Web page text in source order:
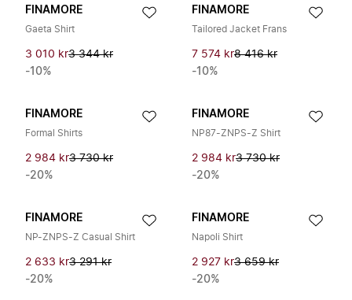
FINAMORE
Gaeta Shirt
3 010 kr3 344 kr
-10%
FINAMORE
Tailored Jacket Frans
7 574 kr8 416 kr
-10%
FINAMORE
Formal Shirts
2 984 kr3 730 kr
-20%
FINAMORE
NP87-ZNPS-Z Shirt
2 984 kr3 730 kr
-20%
FINAMORE
NP-ZNPS-Z Casual Shirt
2 633 kr3 291 kr
-20%
FINAMORE
Napoli Shirt
2 927 kr3 659 kr
-20%